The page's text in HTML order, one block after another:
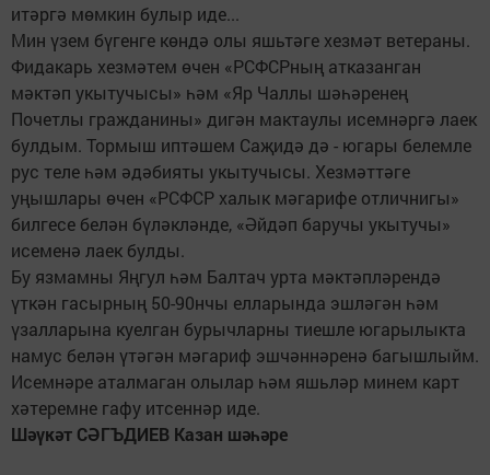
итәргә мөмкин булыр иде...
Мин үзем бүгенге көндә олы яшьтәге хезмәт ветераны.
Фидакарь хезмәтем өчен «РСФСРның атказанган
мәктәп укытучысы» һәм «Яр Чаллы шәһәренең
Почетлы гражданины» дигән мактаулы исемнәргә лаек
булдым. Тормыш иптәшем Саҗидә дә - югары белемле
рус теле һәм әдәбияты укытучысы. Хезмәттәге
уңышлары өчен «РСФСР халык мәгарифе отличнигы»
билгесе белән бүләкләнде, «Әйдәп баручы укытучы»
исеменә лаек булды.
Бу язмамны Яңгул һәм Балтач урта мәктәпләрендә
үткән гасырның 50-90нчы елларында эшләгән һәм
үзалларына куелган бурычларны тиешле югарылыкта
намус белән үтәгән мәгариф эшчәннәренә багышлыйм.
Исемнәре аталмаган олылар һәм яшьләр минем карт
хәтеремне гафу итсеннәр иде.
Шәүкәт СӘГЪДИЕВ Казан шәһәре